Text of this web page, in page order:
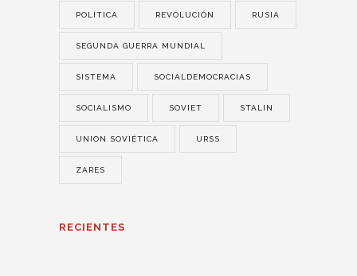
POLÍTICA REVOLUCIÓN RUSIA
SEGUNDA GUERRA MUNDIAL
SISTEMA SOCIALDEMOCRACIAS
SOCIALISMO SOVIET STALIN
UNION SOVIÉTICA URSS
ZARES
RECIENTES